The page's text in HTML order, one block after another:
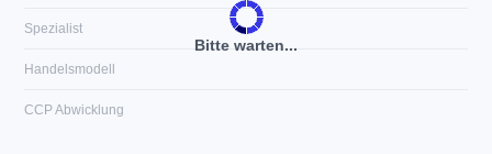
Bitte warten...
Spezialist
Handelsmodell
CCP Abwicklung